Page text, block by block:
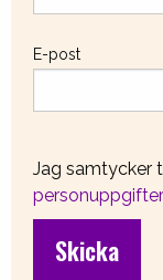
E-post
Jag samtycker
personuppgifter